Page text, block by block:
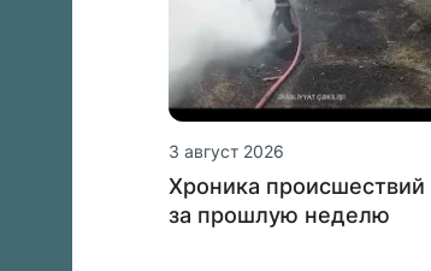
3 август 2026
Хроника происшествий
за прошлую неделю